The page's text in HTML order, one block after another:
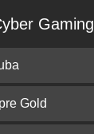
Gaming
Gold